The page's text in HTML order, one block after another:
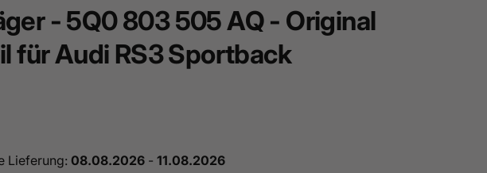
- 5Q0 803 505 AQ - Original
für Audi RS3 Sportback
Lieferung: 08.08.2026- 11.08.2026